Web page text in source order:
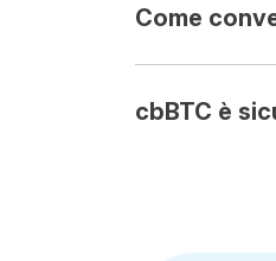
Come
cbBTC è